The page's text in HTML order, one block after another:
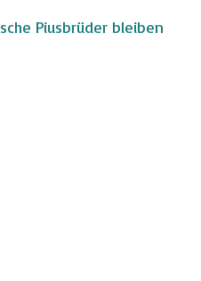
Piusbrüder bleiben